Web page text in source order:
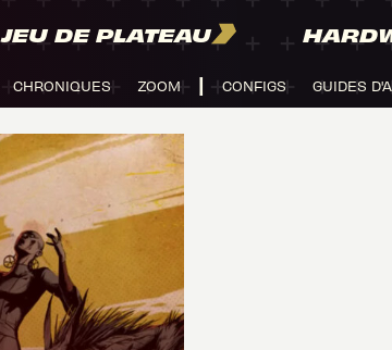
JEU DE PLATEAU
CHRONIQUES ZOOM CONFIGS GUIDES